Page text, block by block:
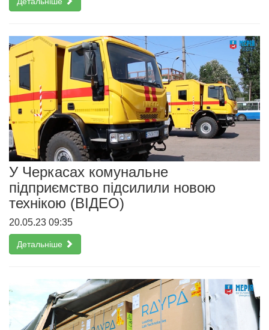
У Черкасах комунальне
підприємство підсилили новою
технікою (ВІДЕО)
20.05.23 09:35
Детальніше